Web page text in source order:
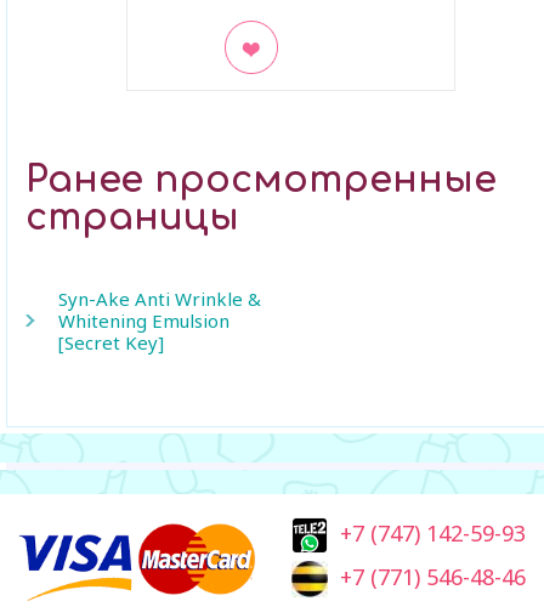
Ранее просмотренные
страницы
Syn-Ake Anti Wrinkle &
Whitening Emulsion
[Secret Key]
+7 (747) 142-59-93
+7 (771) 546-48-46